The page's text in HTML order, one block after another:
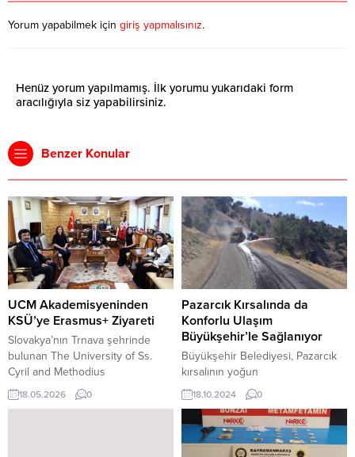
Yorum yapabilmek için giriş yapmalısınız.
Henüz yorum yapılmamış. İlk yorumu yukarıdaki form
aracılığıyla siz yapabilirsiniz.
Benzer Konular
UCM Akademisyeninden
KSÜ’ye Erasmus+ Ziyareti
Slovakya’nın Trnava şehrinde
bulunan The University of Ss.
Cyril and Methodius
akademisyenlerinden Mgr. Jana
Koišová, PhD, Erasmus+ KA131
18.05.2026 0
Pazarcık Kırsalında da
Konforlu Ulaşım
Büyükşehir’le Sağlanıyor
Büyükşehir Belediyesi, Pazarcık
kırsalının yoğun
güzergâhlarından 5 kilometrelik
Tetirlik Grup Yolu’nu yeniliyor.
Daha ulaşabilir yerleşim yerleri
için şehir merkezi, ilçe ve kırsal
mahalle ayırt etmeksizin şehir
18.10.2024 0